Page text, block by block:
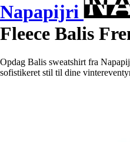
Napapijri
Fleece Balis
Opdag Balis sweatshirt fra
sofistikeret stil til dine